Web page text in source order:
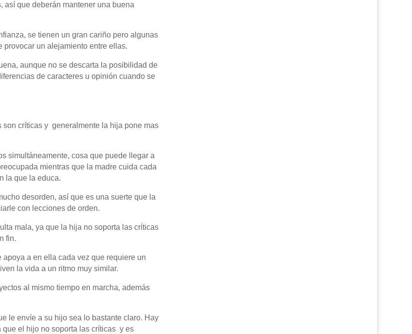
así que deberán mantener una buena
se tienen un gran cariño pero algunas
provocar un alejamiento entre ellas.
aunque no se descarta la posibilidad de
de caracteres u opinión cuando se
son críticas y generalmente la hija pone mas
simultáneamente, cosa que puede llegar a
mientras que la madre cuida cada
la que la educa.
desorden, así que es una suerte que la
con lecciones de orden.
mala, ya que la hija no soporta las críticas
fin.
a en ella cada vez que requiere un
la vida a un ritmo muy similar.
al mismo tiempo en marcha, además
le envíe a su hijo sea lo bastante claro. Hay
el hijo no soporta las críticas y es